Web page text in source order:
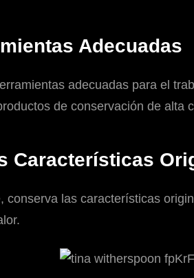
Adecuadas
adecuadas para el
de conservación de alta
Características
conserva las características